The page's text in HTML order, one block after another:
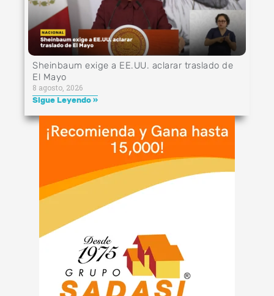
Sheinbaum exige a EE.UU. aclarar traslado de
El Mayo
8 agosto, 2026
Sigue Leyendo »